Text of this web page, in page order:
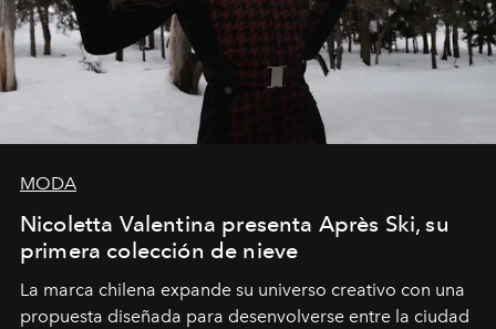
MODA
Nicoletta Valentina presenta Après Ski, su
primera colección de nieve
La marca chilena expande su universo creativo con una
propuesta diseñada para desenvolverse entre la ciudad